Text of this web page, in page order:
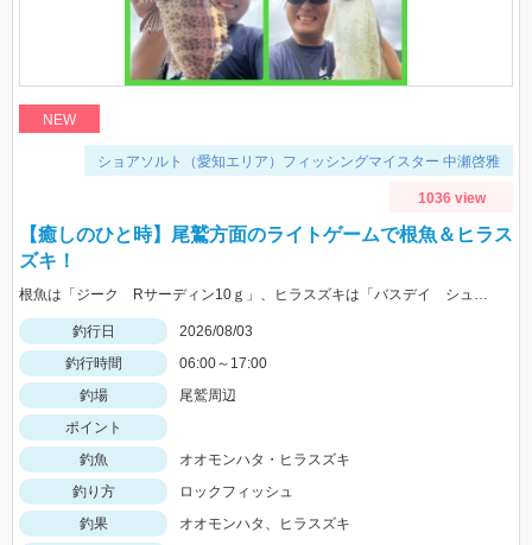
NEW
ショアソルト（愛知エリア）フィッシングマイスター 中瀬啓雅
1036 view
【癒しのひと時】尾鷲方面のライトゲームで根魚＆ヒラス
ズキ！
釣行日
2026/08/03
釣行時間
06:00～17:00
釣場
尾鷲周辺
ポイント
釣魚
オオモンハタ・ヒラスズキ
釣り方
ロックフィッシュ
釣果
オオモンハタ、ヒラスズキ